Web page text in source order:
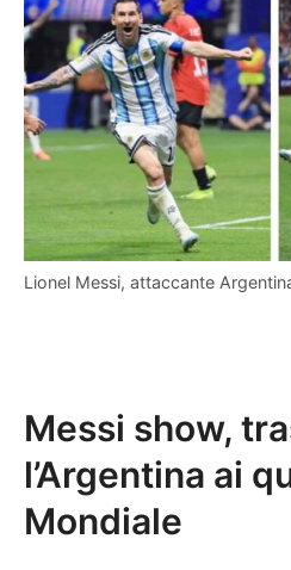
Lionel Messi, attaccante
Messi show,
l’Argentina ai
Mondiale